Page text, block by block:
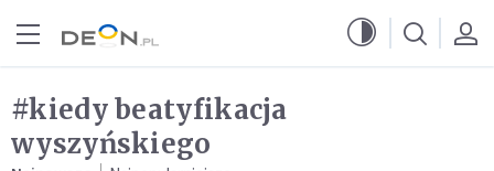
#kiedy beatyfikacja
wyszyńskiego